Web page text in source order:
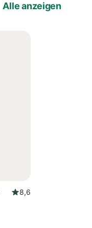
Alle anzeigen
8,6